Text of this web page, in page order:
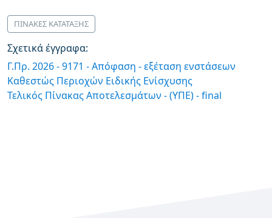
ΠΙΝΑΚΕΣ ΚΑΤΑΤΑΞΗΣ
Σχετικά έγγραφα:
Γ.Πρ. 2026 - 9171 - Απόφαση - εξέταση ενστάσεων
Καθεστώς Περιοχών Ειδικής Ενίσχυσης
Τελικός Πίνακας Αποτελεσμάτων - (ΥΠΕ) - final